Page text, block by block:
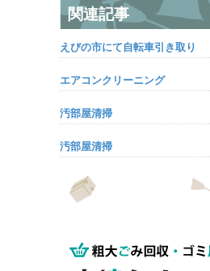
関連記事
えびの市にて自転車引き取り
エアコンクリーニング
汚部屋清掃
汚部屋清掃